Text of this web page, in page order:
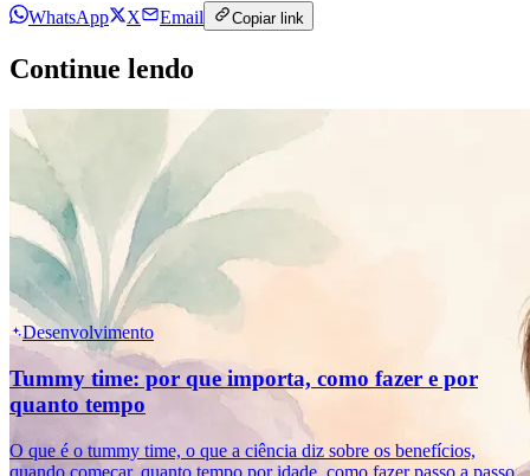
WhatsApp X Email Copiar link
Continue lendo
Desenvolvimento
Tummy time: por que importa, como fazer e por
quanto tempo
O que é o tummy time, o que a ciência diz sobre os benefícios,
quando começar, quanto tempo por idade, como fazer passo a passo